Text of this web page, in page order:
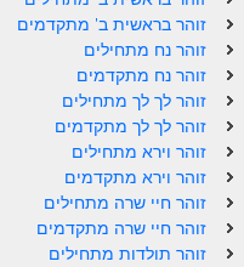
זוהר וילך מתקדמים
שידור חי
תגיות ונושאים
אודות האתר
אודות אתר הזוהר היומי
זוהר בראשית ב' מתקדמים
זוהר נח מתחילים
זוהר נח מתקדמים
זוהר לך לך מתחילים
זוהר לך לך מתקדמים
זוהר וירא מתחילים
זוהר וירא מתקדמים
זוהר חיי שרה מתחילים
זוהר חיי שרה מתקדמים
זוהר תולדות מתחילים